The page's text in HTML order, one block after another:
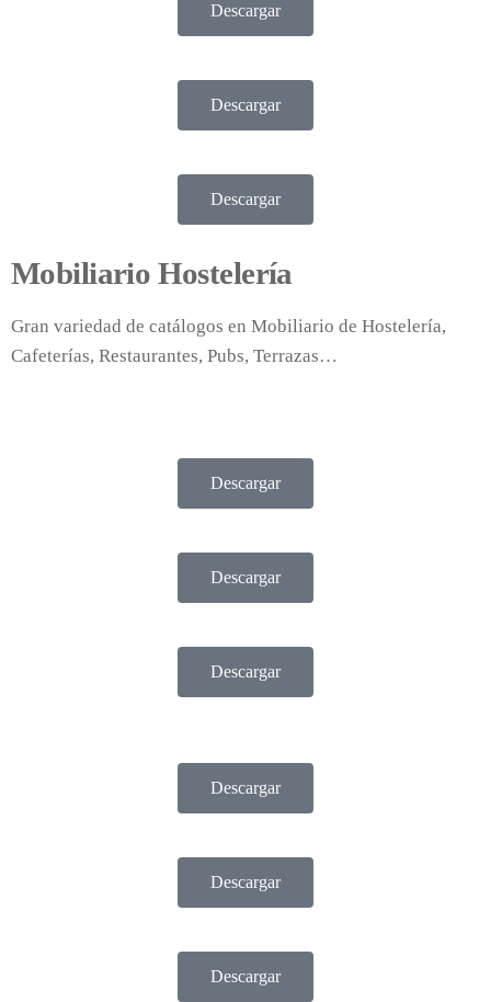
Descargar
Descargar
Descargar
Mobiliario Hostelería
Gran variedad de catálogos en Mobiliario de Hostelería,
Cafeterías, Restaurantes, Pubs, Terrazas…
Descargar
Descargar
Descargar
Descargar
Descargar
Descargar